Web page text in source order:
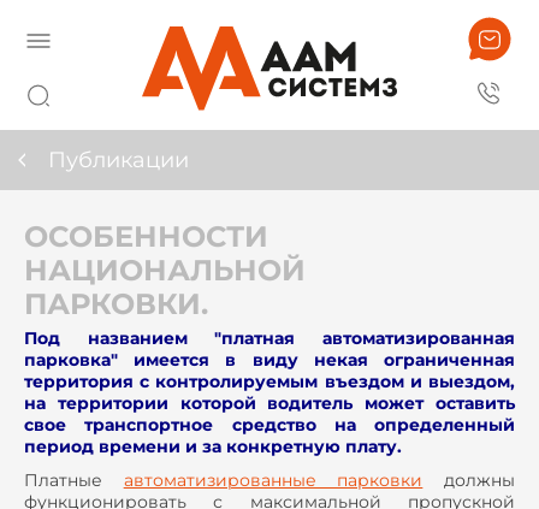
Публикации
ОСОБЕННОСТИ
НАЦИОНАЛЬНОЙ
ПАРКОВКИ.
Под названием "платная автоматизированная
парковка" имеется в виду некая ограниченная
территория с контролируемым въездом и выездом,
на территории которой водитель может оставить
свое транспортное средство на определенный
период времени и за конкретную плату.
Платные автоматизированные парковки должны
функционировать с максимальной пропускной